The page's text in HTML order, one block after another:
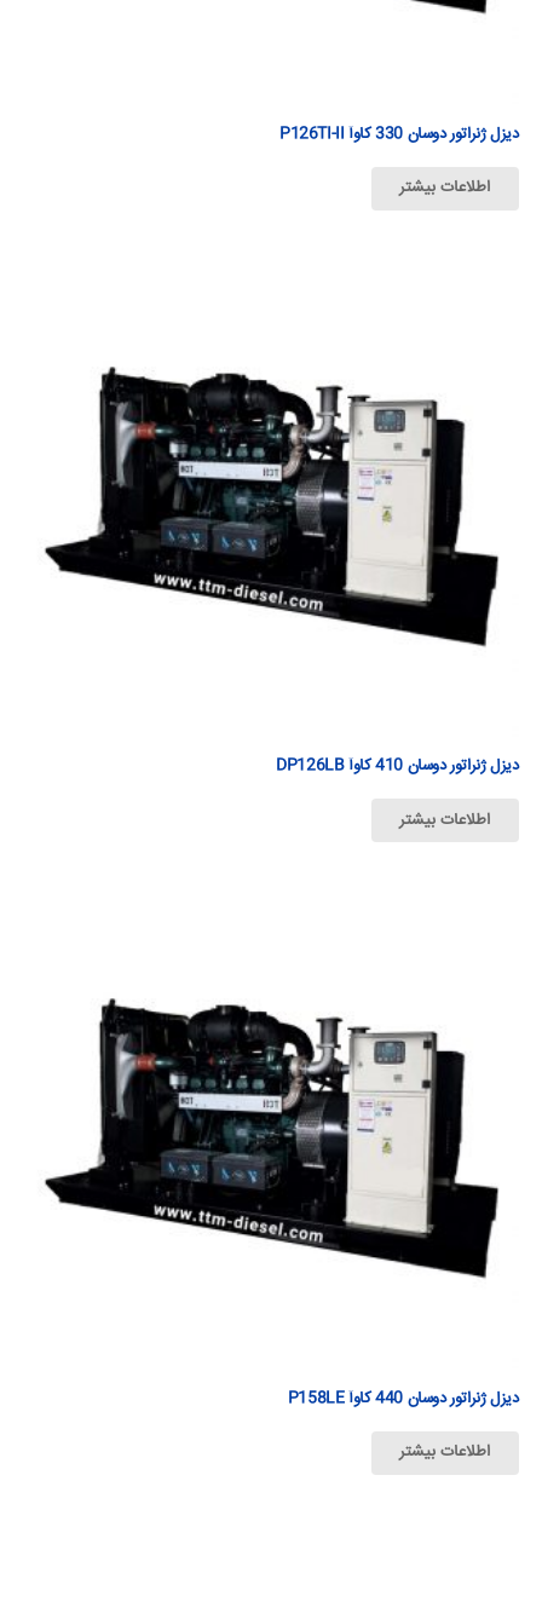
دیزل ژنراتور دوسان 330 كاوآ P126TI-II
اطلاعات بیشتر
دیزل ژنراتور دوسان 410 كاوآ DP126LB
اطلاعات بیشتر
دیزل ژنراتور دوسان 440 كاوآ P158LE
اطلاعات بیشتر